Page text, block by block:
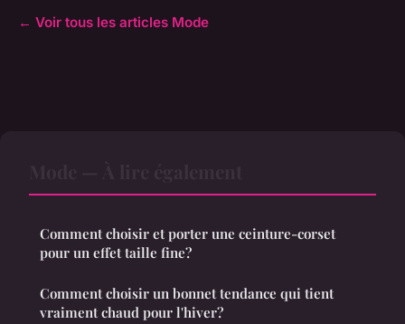
← Voir tous les articles Mode
Comment choisir et porter une ceinture-corset
pour un effet taille fine?
Comment choisir un bonnet tendance qui tient
vraiment chaud pour l'hiver?